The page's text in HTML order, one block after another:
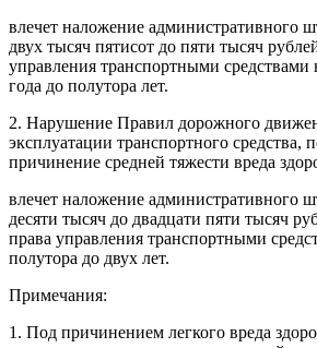
влечет наложение административного
двух тысяч пятисот до пяти тысяч
управления транспортными средствами
года до полутора лет.
2. Нарушение Правил дорожного
эксплуатации транспортного средства,
причинение средней тяжести вреда
влечет наложение административного
десяти тысяч до двадцати пяти тысяч
права управления транспортными
полутора до двух лет.
Примечания:
1. Под причинением легкого вреда